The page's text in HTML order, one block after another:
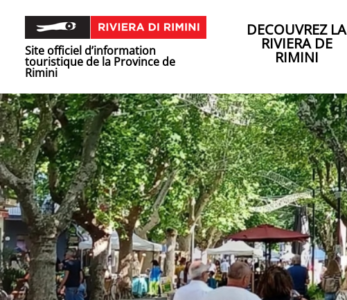
Site officiel d’information
touristique de la Province de
Rimini
DECOUVREZ LA
RIVIERA DE
RIMINI